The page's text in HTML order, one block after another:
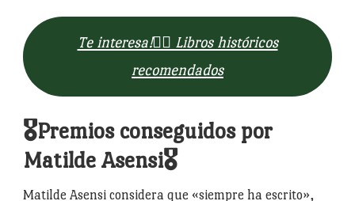
Te interesa!👉🏻 Libros históricos
recomendados
🎖Premios conseguidos por
Matilde Asensi🎖
Matilde Asensi considera que «siempre ha escrito»,